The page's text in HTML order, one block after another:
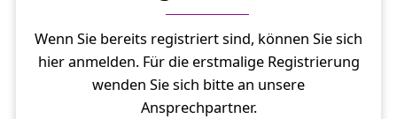
Wenn Sie bereits registriert sind, können Sie sich
hier anmelden. Für die erstmalige Registrierung
wenden Sie sich bitte an unsere
Ansprechpartner.